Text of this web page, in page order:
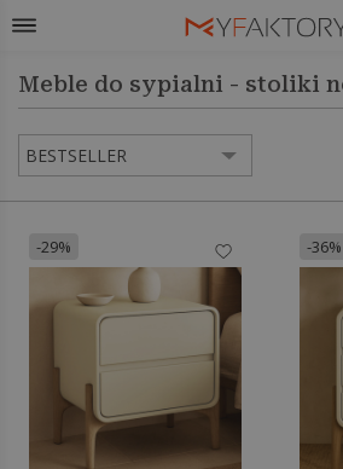
Meble do sypialni - stoliki
-29% -36%